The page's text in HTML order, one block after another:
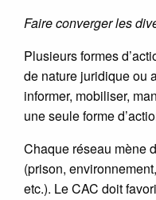
Faire converger les
Plusieurs formes
de nature juridique ou
informer, mobiliser,
une seule forme
Chaque réseau mène
(prison,
etc.). Le CAC doit